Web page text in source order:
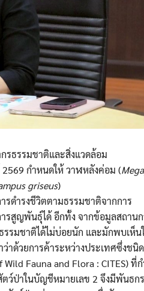
รธรรมชาติและสิ่งแวดล้อม
กำหนดให้ วาฬหลังค่อม (
griseus)
ดำรงชีวิตตามธรรมชาติจากการ
รสูญพันธุ์ได้ อีกทั้ง จากข้อมูลสถาน
รมชาติได้ไม่บ่อยนัก และมักพบเห็น
าด้วยการค้าระหว่างประเทศซึ่งช
Fauna and Flora : CITES) ที่
ตว์ป่าในบัญชีหมายเลข 2 จึงมีพันธ